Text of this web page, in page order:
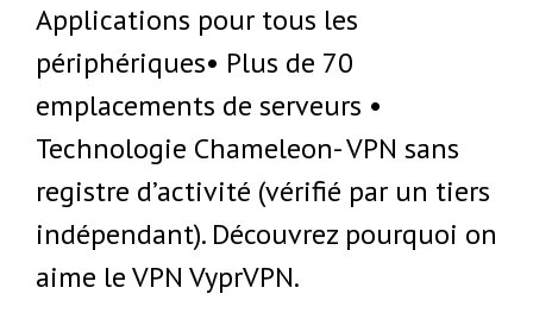
Applications pour tous les
périphériques• Plus de 70
emplacements de serveurs •
Technologie Chameleon- VPN sans
registre d’activité (vérifié par un tiers
indépendant). Découvrez pourquoi on
aime le VPN VyprVPN.